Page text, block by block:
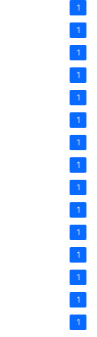
1
1
1
1
1
1
1
1
1
1
1
1
1
1
1